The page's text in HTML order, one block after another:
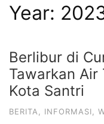
Year:
Berlibur di
Tawarkan
Kota Santri
BERITA INFORMASI